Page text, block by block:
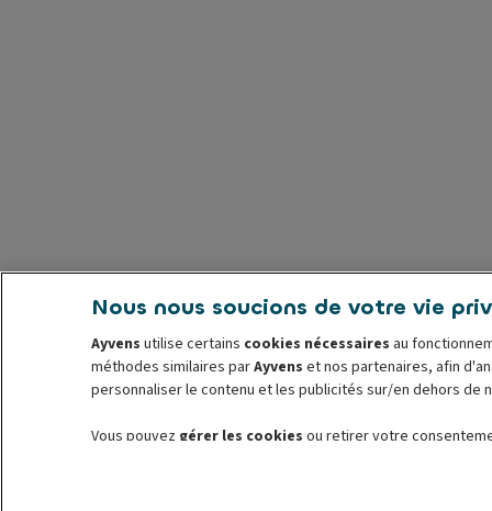
Nous nous soucions de votre vie
Ayvens utilise certains cookies nécessaires au
méthodes similaires parAyvens et nos partenaires, afin
personnaliser le contenu et les publicités sur/en dehors de
Vous pouvez gérer les cookies ou retirer votre